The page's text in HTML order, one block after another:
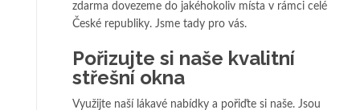
zdarma dovezeme do jakéhokoliv místa v rámci celé
České republiky. Jsme tady pro vás.
Pořizujte si naše kvalitní
střešní okna
Využijte naší lákavé nabídky a pořiďte si naše. Jsou